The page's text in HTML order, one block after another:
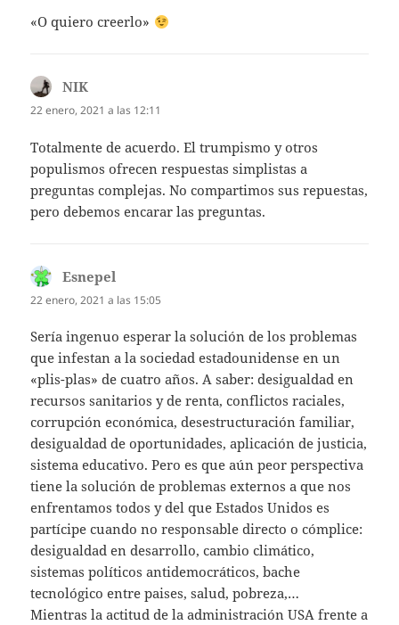
«O quiero creerlo»
NIK
22 enero, 2021 a las 12:11
Totalmente de acuerdo. El trumpismo y otros
populismos ofrecen respuestas simplistas a
preguntas complejas. No compartimos sus repuestas,
pero debemos encarar las preguntas.
Esnepel
22 enero, 2021 a las 15:05
Sería ingenuo esperar la solución de los problemas
que infestan a la sociedad estadounidense en un
«plis-plas» de cuatro años. A saber: desigualdad en
recursos sanitarios y de renta, conflictos raciales,
corrupción económica, desestructuración familiar,
desigualdad de oportunidades, aplicación de justicia,
sistema educativo. Pero es que aún peor perspectiva
tiene la solución de problemas externos a que nos
enfrentamos todos y del que Estados Unidos es
partícipe cuando no responsable directo o cómplice:
desigualdad en desarrollo, cambio climático,
sistemas políticos antidemocráticos, bache
tecnológico entre paises, salud, pobreza,…
Mientras la actitud de la administración USA frente a